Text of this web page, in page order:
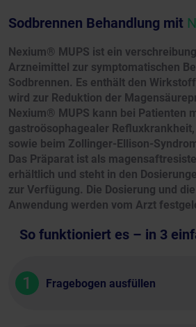
Sodbrennen Behandlung mit
Nexium® MUPS ist ein
Arzneimittel zur symptomatischen
Sodbrennen. Es enthält den
wird zur Reduktion der
Nexium® MUPS kann bei Patienten
gastroösophagealer
sowie beim Zollinger-Ellison-
Das Präparat ist als
erhältlich und steht in den
zur Verfügung. Die Dosierung und
Anwendung werden vom Arzt
So funktioniert es – in 3
1 Fragebogen ausfüllen